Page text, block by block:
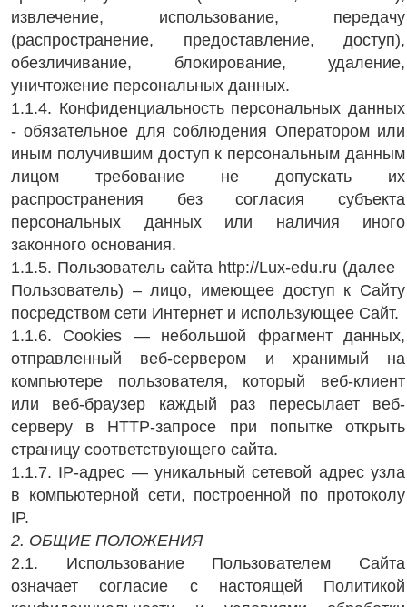
извлечение, использование, передачу
(распространение, предоставление, доступ),
обезличивание, блокирование, удаление,
уничтожение персональных данных.
1.1.4. Конфиденциальность персональных данных
- обязательное для соблюдения Оператором или
иным получившим доступ к персональным данным
лицом требование не допускать их
распространения без согласия субъекта
персональных данных или наличия иного
законного основания.
1.1.5. Пользователь сайта http://Lux-edu.ru (далее
Пользователь) – лицо, имеющее доступ к Сайту
посредством сети Интернет и использующее Сайт.
1.1.6. Cookies — небольшой фрагмент данных,
отправленный веб-сервером и хранимый на
компьютере пользователя, который веб-клиент
или веб-браузер каждый раз пересылает веб-
серверу в HTTP-запросе при попытке открыть
страницу соответствующего сайта.
1.1.7. IP-адрес — уникальный сетевой адрес узла
в компьютерной сети, построенной по протоколу
IP.
2. ОБЩИЕ ПОЛОЖЕНИЯ
2.1. Использование Пользователем Сайта
означает согласие с настоящей Политикой